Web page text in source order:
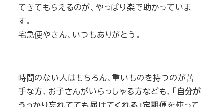
てきてもらえるのが、やっぱり楽で助かっていま
す。
宅急便やさん、いつもありがとう。
時間のない人はもちろん、重いものを持つのが苦
手な方、お子さんがいらっしゃる方なども、 「自分が